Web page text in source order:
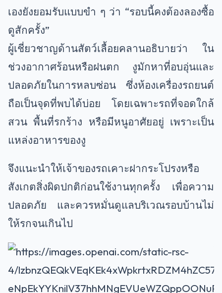
เองยังยอมรับแบบขำ ๆ ว่า “รอบนี้คงต้องลองซื้อ
ดูสักครั้ง”
ผู้เชี่ยวชาญด้านสัตว์เลื้อยคลานอธิบายว่า ใน
ช่วงอากาศร้อนหรือฝนตก งูมักหาที่อบอุ่นและ
ปลอดภัยในการหลบซ่อน ซึ่งห้องเครื่องรถยนต์
ถือเป็นจุดที่พบได้บ่อย โดยเฉพาะรถที่จอดใกล้
สวน พื้นที่รกร้าง หรือมีหนูอาศัยอยู่ เพราะเป็น
แหล่งอาหารของงู
จึงแนะนำให้เจ้าของรถเคาะฝากระโปรงหรือ
สังเกตสิ่งผิดปกติก่อนใช้งานทุกครั้ง เพื่อความ
ปลอดภัย และควรหมั่นดูแลบริเวณรอบบ้านไม่
ให้รกจนเกินไป